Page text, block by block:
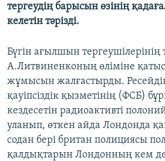
Басқа тілдерде
тергеудің барысын өзінің
келетін тәрізді.
Бүгін ағылшын тергеушілерінің
А.Литвиненконың өліміне
жұмысын жалғастырды.
қауіпсіздік қызметінің (ФСБ)
кездесетін радиоактивті
уланып, өткен айда Лондонда
содан бері британ полициясы
қалдықтарын Лондонның кем